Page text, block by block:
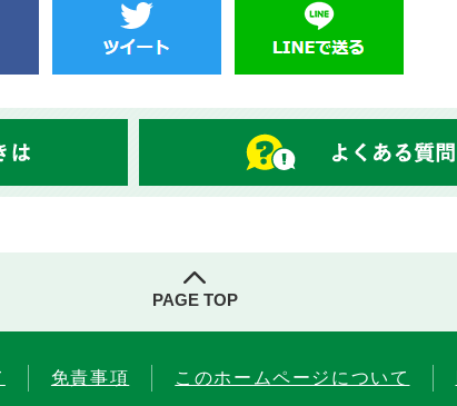
PAGE TOP
免責事項 このホームページについて